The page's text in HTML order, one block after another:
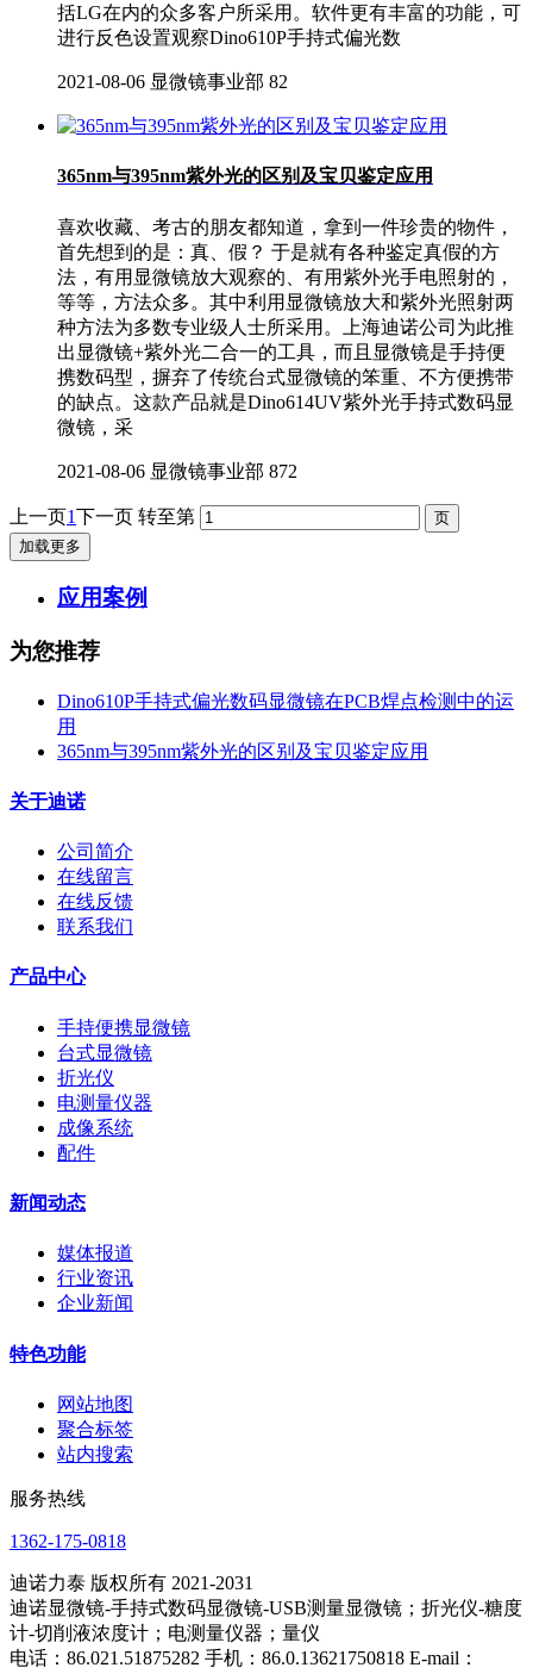
括LG在内的众多客户所采用。软件更有丰富的功能，可
进行反色设置观察Dino610P手持式偏光数
2021-08-06 显微镜事业部 82
365nm与395nm紫外光的区别及宝贝鉴定应用
喜欢收藏、考古的朋友都知道，拿到一件珍贵的物件，
首先想到的是：真、假？ 于是就有各种鉴定真假的方
法，有用显微镜放大观察的、有用紫外光手电照射的，
等等，方法众多。其中利用显微镜放大和紫外光照射两
种方法为多数专业级人士所采用。上海迪诺公司为此推
出显微镜+紫外光二合一的工具，而且显微镜是手持便
携数码型，摒弃了传统台式显微镜的笨重、不方便携带
的缺点。这款产品就是Dino614UV紫外光手持式数码显
微镜，采
2021-08-06 显微镜事业部 872
上一页1下一页 转至第
加载更多
应用案例
为您推荐
Dino610P手持式偏光数码显微镜在PCB焊点检测中的运
用
365nm与395nm紫外光的区别及宝贝鉴定应用
关于迪诺
公司简介
在线留言
在线反馈
联系我们
产品中心
手持便携显微镜
台式显微镜
折光仪
电测量仪器
成像系统
配件
新闻动态
媒体报道
行业资讯
企业新闻
特色功能
网站地图
聚合标签
站内搜索
服务热线
1362-175-0818
迪诺力泰 版权所有 2021-2031
迪诺显微镜-手持式数码显微镜-USB测量显微镜；折光仪-糖度
计-切削液浓度计；电测量仪器；量仪
电话：86.021.51875282 手机：86.0.13621750818 E-mail：